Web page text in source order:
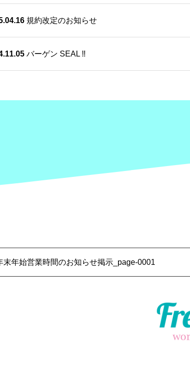
規約改定のお知らせ
バーゲン SEAL ‼
末年始営業時間のお知らせ掲示_page-0001